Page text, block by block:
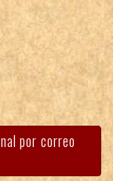
por correo